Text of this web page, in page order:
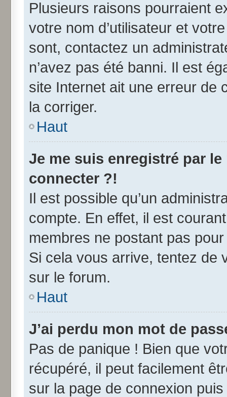
Plusieurs raisons pourraient
votre nom d’utilisateur et
sont, contactez un
n’avez pas été banni. Il est
site Internet ait une erreur de
la corriger.
Haut
Je me suis enregistré par
connecter ?!
Il est possible qu’un
compte. En effet, il est
membres ne postant pas
Si cela vous arrive, tentez de
sur le forum.
Haut
J’ai perdu mon mot de
Pas de panique ! Bien que
récupéré, il peut facilement
sur la page de connexion